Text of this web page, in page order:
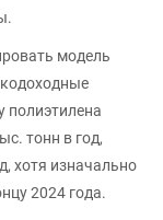
модель
полиэтилена
тонн в год,
хотя изначально
2024 года.